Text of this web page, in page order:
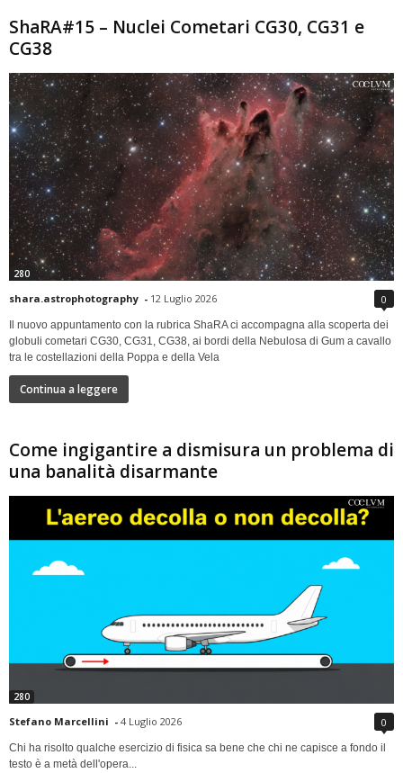
ShaRA#15 – Nuclei Cometari CG30, CG31 e
CG38
280
shara.astrophotography - 12 Luglio 2026 0
Il nuovo appuntamento con la rubrica ShaRA ci accompagna alla scoperta dei
globuli cometari CG30, CG31, CG38, ai bordi della Nebulosa di Gum a cavallo
tra le costellazioni della Poppa e della Vela
Continua a leggere
Come ingigantire a dismisura un problema di
una banalità disarmante
280
Stefano Marcellini - 4 Luglio 2026 0
Chi ha risolto qualche esercizio di fisica sa bene che chi ne capisce a fondo il
testo è a metà dell'opera...